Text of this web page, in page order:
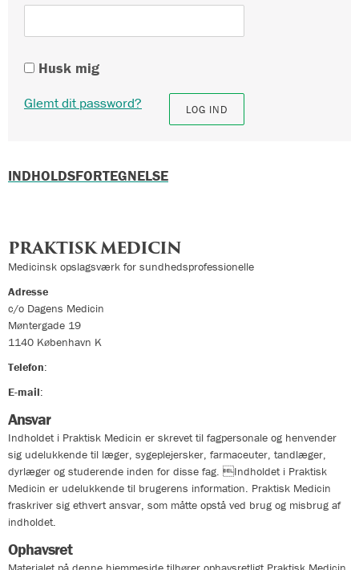
Husk mig
Glemt dit password?
INDHOLDSFORTEGNELSE
PRAKTISK MEDICIN
Medicinsk opslagsværk for sundhedsprofessionelle
Adresse
c/o Dagens Medicin
Møntergade 19
1140 København K
Telefon:
E-mail:
Ansvar
Indholdet i Praktisk Medicin er skrevet til fagpersonale og henvender
sig udelukkende til læger, sygeplejersker, farmaceuter, tandlæger,
dyrlæger og studerende inden for disse fag. Indholdet i Praktisk
Medicin er udelukkende til brugerens information. Praktisk Medicin
fraskriver sig ethvert ansvar, som måtte opstå ved brug og misbrug af
indholdet.
Ophavsret